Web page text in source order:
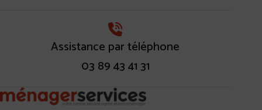
Assistance par téléphone
03 89 43 41 31